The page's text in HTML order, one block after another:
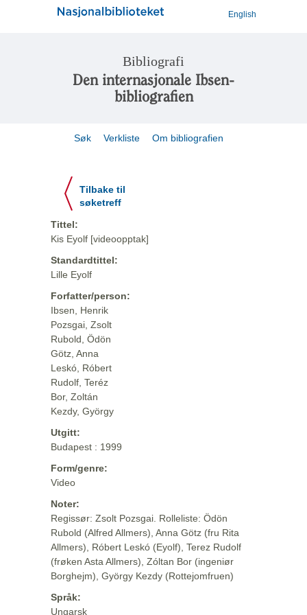
English
Bibliografi
Den internasjonale Ibsen-
bibliografien
Søk Verkliste Om bibliografien
Tilbake til
søketreff
Tittel:
Kis Eyolf [videoopptak]
Standardtittel:
Lille Eyolf
Forfatter/person:
Ibsen, Henrik
Pozsgai, Zsolt
Rubold, Ödön
Götz, Anna
Leskó, Róbert
Rudolf, Teréz
Bor, Zoltán
Kezdy, György
Utgitt:
Budapest : 1999
Form/genre:
Video
Noter:
Regissør: Zsolt Pozsgai. Rolleliste: Ödön
Rubold (Alfred Allmers), Anna Götz (fru Rita
Allmers), Róbert Leskó (Eyolf), Terez Rudolf
(frøken Asta Allmers), Zóltan Bor (ingeniør
Borghejm), György Kezdy (Rottejomfruen)
Språk:
Ungarsk